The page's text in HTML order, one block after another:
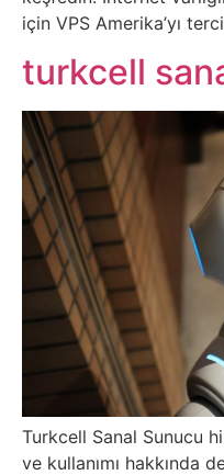
Tasarım
Güvenlik
Haber
Hayvanlar
Hobi
Hosting
Hukuk
İnstagram
için VPS Amerika’yı
turkcell
Turkcell Sanal Sunucu
ve kullanımı hakkında